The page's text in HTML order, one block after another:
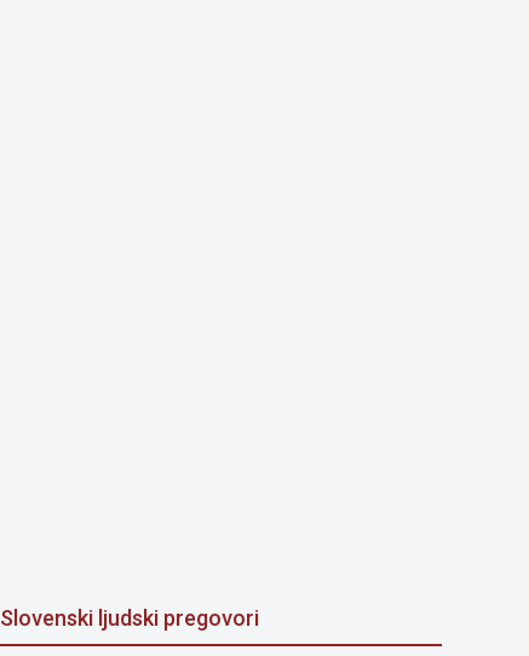
Slovenski ljudski pregovori